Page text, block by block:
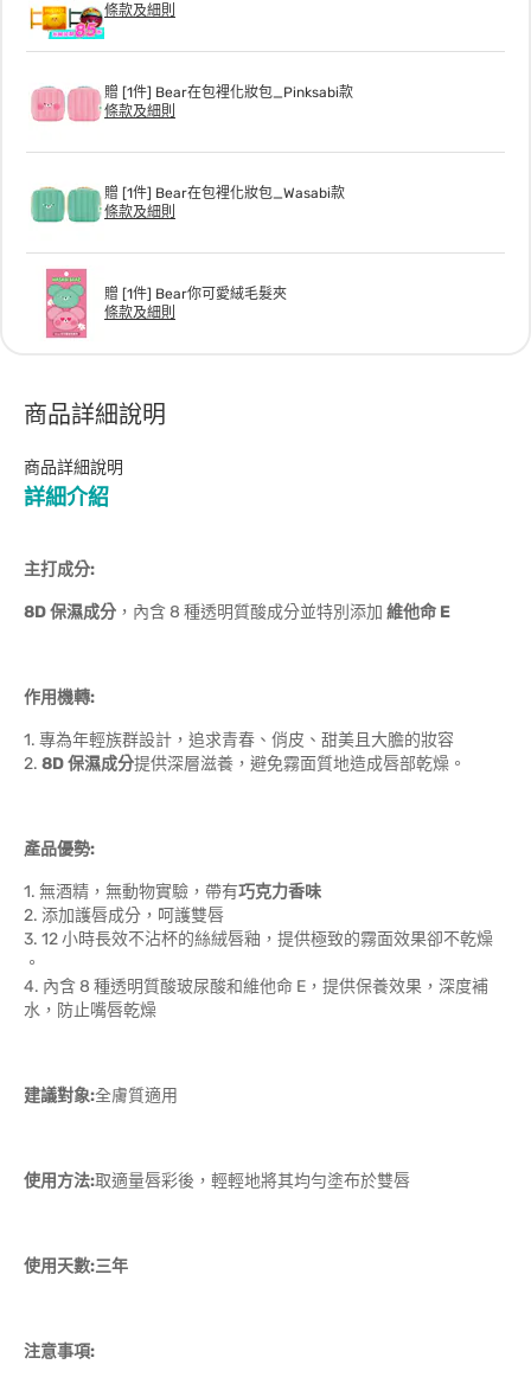
條款及細則
贈 [1件] Bear在包裡化妝包_Pinksabi款
條款及細則
贈 [1件] Bear在包裡化妝包_Wasabi款
條款及細則
贈 [1件] Bear你可愛絨毛髮夾
條款及細則
商品詳細說明
商品詳細說明
詳細介紹
主打成分:
8D保濕成分 ，內含 8 種透明質酸成分並特別添加 維他命 E
作用機轉:
1. 專為年輕族群設計，追求青春、俏皮、甜美且大膽的妝容
2. 8D保濕成分提供深層滋養，避免霧面質地造成唇部乾燥。
產品優勢:
1. 無酒精，無動物實驗，帶有巧克力香味
2. 添加護唇成分，呵護雙唇
3. 12 小時長效不沾杯的絲絨唇釉，提供極致的霧面效果卻不乾燥
。
4. 內含 8 種透明質酸玻尿酸和維他命 E，提供保養效果，深度補
水，防止嘴唇乾燥
建議對象:全膚質適用
使用方法:取適量唇彩後，輕輕地將其均勻塗布於雙唇
使用天數:三年
注意事項: